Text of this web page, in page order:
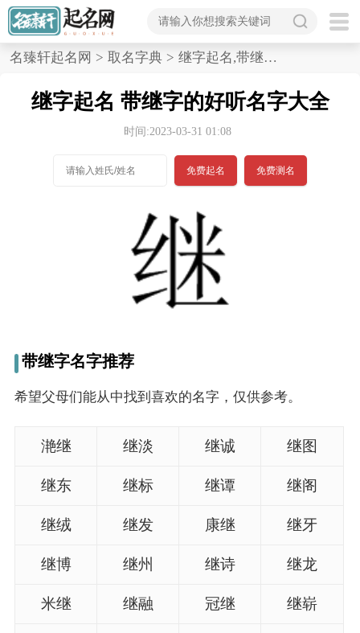
首
名
名臻轩起名网 > 取名字典 > 继字起名,带继字的好听名字大全
继字起名 带继字的好听名字大全
时间:2023-03-31 01:08
免费起名 免费测名
带继字名字推荐
希望父母们能从中找到喜欢的名字，仅供参考。
滟继 继淡 继诚 继图
继东 继标 继谭 继阁
继绒 继发 康继 继牙
继博 继州 继诗 继龙
米继 继融 冠继 继崭